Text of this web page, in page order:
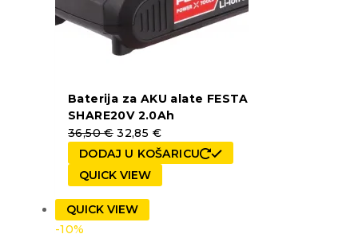
Baterija za AKU alate FESTA
SHARE20V 2.0Ah
36,50€ 32,85 €
DODAJ U KOŠARICU
QUICK VIEW
QUICK VIEW
-10%